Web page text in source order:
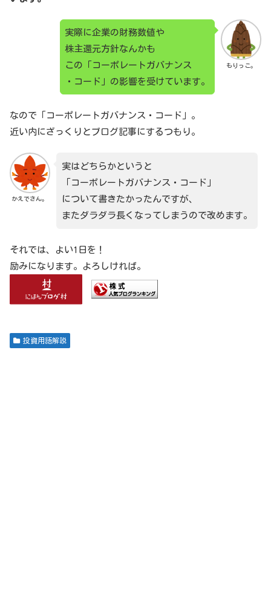
もりっこ。
実際に企業の財務数値や
株主還元方針なんかも
この「コーポレートガバナンス
・コード」の影響を受けています。
なので「コーポレートガバナンス・コード」。
近い内にざっくりとブログ記事にするつもり。
かえでさん。
実はどちらかというと
「コーポレートガバナンス・コード」
について書きたかったんですが、
またダラダラ長くなってしまうので改めます。
それでは、よい1日を！
励みになります。よろしければ。
投資用語解説